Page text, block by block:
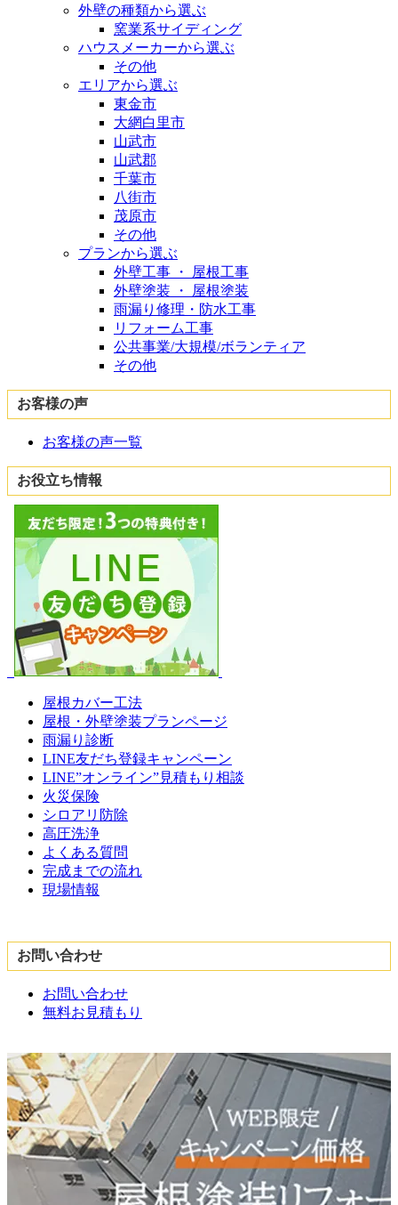
外壁の種類から選ぶ
窯業系サイディング
ハウスメーカーから選ぶ
その他
エリアから選ぶ
東金市
大網白里市
山武市
山武郡
千葉市
八街市
茂原市
その他
プランから選ぶ
外壁工事 ・ 屋根工事
外壁塗装 ・ 屋根塗装
雨漏り修理・防水工事
リフォーム工事
公共事業/大規模/ボランティア
その他
お客様の声
お客様の声一覧
お役立ち情報
屋根カバー工法
屋根・外壁塗装プランページ
雨漏り診断
LINE友だち登録キャンペーン
LINE”オンライン”見積もり相談
火災保険
シロアリ防除
高圧洗浄
よくある質問
完成までの流れ
現場情報
お問い合わせ
お問い合わせ
無料お見積もり